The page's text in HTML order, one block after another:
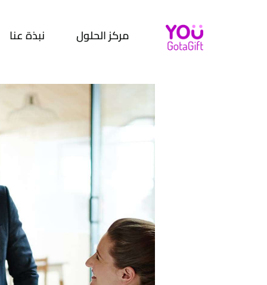
مركز الحلول نبذة عنا